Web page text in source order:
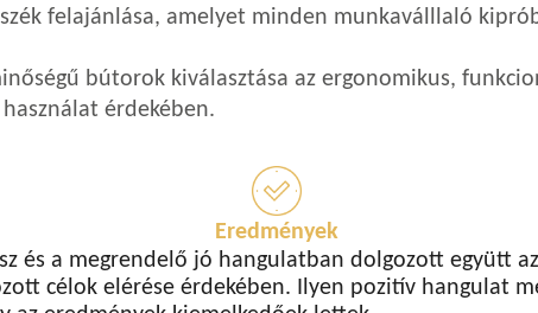
felajánlása, amelyet minden munkaválllaló
bútorok kiválasztása az ergonomikus,
használat érdekében.
Eredmények
és a megrendelő jó hangulatban dolgozott együtt
célok elérése érdekében. Ilyen pozitív hangulat